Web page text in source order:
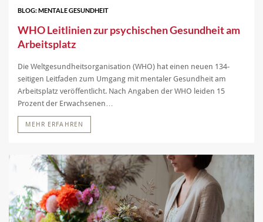
BLOG: MENTALE GESUNDHEIT
WHO Leitlinien zur psychischen Gesundheit am
Arbeitsplatz
Die Weltgesundheitsorganisation (WHO) hat einen neuen 134-
seitigen Leitfaden zum Umgang mit mentaler Gesundheit am
Arbeitsplatz veröffentlicht. Nach Angaben der WHO leiden 15
Prozent der Erwachsenen…
MEHR ERFAHREN